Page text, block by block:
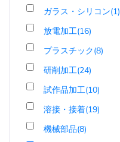
ガラス・シリコン(1)
放電加工(16)
プラスチック(8)
研削加工(24)
試作品加工(10)
溶接・接着(19)
機械部品(8)